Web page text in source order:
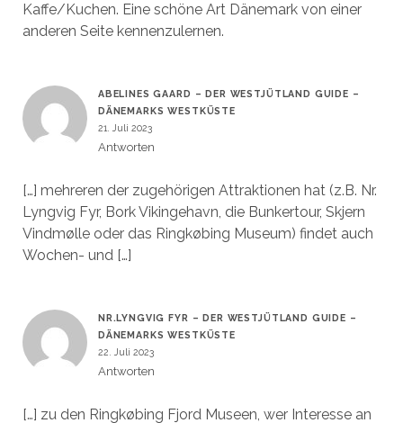
Kaffe/Kuchen. Eine schöne Art Dänemark von einer
anderen Seite kennenzulernen.
ABELINES GAARD – DER WESTJÜTLAND GUIDE –
DÄNEMARKS WESTKÜSTE
21. Juli 2023
Antworten
[…] mehreren der zugehörigen Attraktionen hat (z.B. Nr.
Lyngvig Fyr, Bork Vikingehavn, die Bunkertour, Skjern
Vindmølle oder das Ringkøbing Museum) findet auch
Wochen- und […]
NR.LYNGVIG FYR – DER WESTJÜTLAND GUIDE –
DÄNEMARKS WESTKÜSTE
22. Juli 2023
Antworten
[…] zu den Ringkøbing Fjord Museen, wer Interesse an